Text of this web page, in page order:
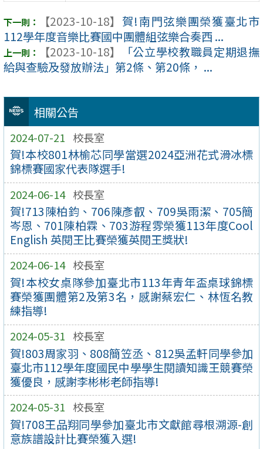
相關公告
2024-07-21 校長室
賀!本校801林榆芯同學當選2024亞洲花式滑冰標
錦標賽國家代表隊選手!
2024-06-14 校長室
賀!713陳柏鈞、706陳彥叡、709吳雨潔、705簡
岑恩、701陳柏霖、703游程雰榮獲113年度Cool
English 英閱王比賽榮獲英閱王獎狀!
2024-06-14 校長室
賀!本校女桌隊參加臺北市113年青年盃桌球錦標
賽榮獲團體第2及第3名，感謝蔡宏仁、林恆名教
練指導!
2024-05-31 校長室
賀!803周家羽、808簡笠丞、812吳孟軒同學參加
臺北市112學年度國民中學學生閱讀知識王競賽榮
獲優良，感謝李彬彬老師指導!
2024-05-31 校長室
賀!708王品翔同學參加臺北市文獻館尋根溯源-創
意族譜設計比賽榮獲入選!
【2023-10-18】 賀!南門弦樂團榮獲臺北市
112學年度音樂比賽國中團體組弦樂合奏西 ...
【2023-10-18】
「公立學校教職員定期退撫
給與查驗及發放辦法」第2條、第20條， ...